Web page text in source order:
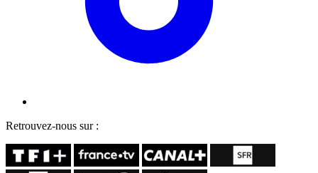
Retrouvez-nous sur :